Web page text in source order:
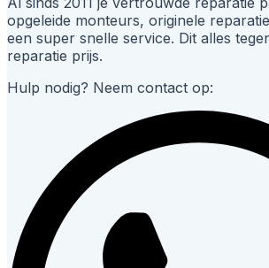
opgeleide monteurs, originele
een super snelle service. Dit alles
reparatie prijs.
Hulp nodig? Neem contact op: